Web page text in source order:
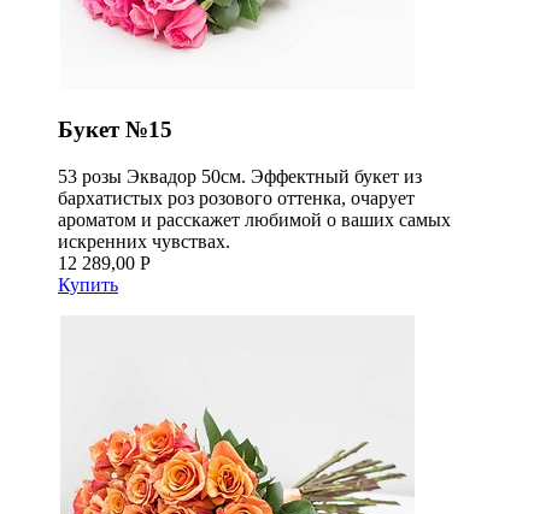
Букет №15
53 розы Эквадор 50см. Эффектный букет из
бархатистых роз розового оттенка, очарует
ароматом и расскажет любимой о ваших самых
искренних чувствах.
12 289,00 Р
Купить